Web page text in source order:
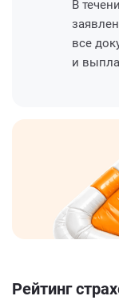
В
все
и
Рейтинг